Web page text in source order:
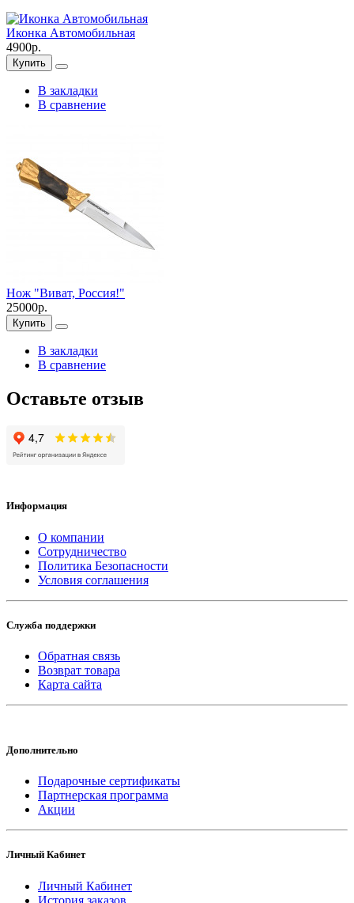
Иконка Автомобильная
4900р.
Купить
В закладки
В сравнение
Нож "Виват, Россия!"
25000р.
Купить
В закладки
В сравнение
Оставьте отзыв
Информация
О компании
Сотрудничество
Политика Безопасности
Условия соглашения
Служба поддержки
Обратная связь
Возврат товара
Карта сайта
Дополнительно
Подарочные сертификаты
Партнерская программа
Акции
Личный Кабинет
Личный Кабинет
История заказов